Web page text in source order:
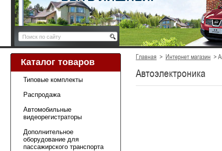
Каталог товаров
Типовые комплекты
Распродажа
Автомобильные
видеорегистраторы
Дополнительное
оборудование для
пассажирского транспорта
Главная > Интернет магазин >
Автоэлектроника